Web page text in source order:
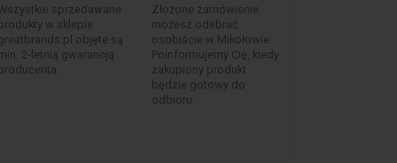
sprzedawane
w sklepie
objęte są
2-letnią gwarancją
Złożone zamówienie
możesz odebrać
osobiście w Mikołowie.
Poinformujemy Cię, kiedy
zakupiony produkt
będzie gotowy do
odbioru.